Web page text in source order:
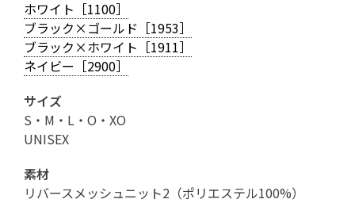
ホワイト［1100］
ブラック×ゴールド［1953］
ブラック×ホワイト［1911］
ネイビー［2900］
サイズ
S・M・L・O・XO
UNISEX
素材
リバースメッシュニット2（ポリエステル100%）